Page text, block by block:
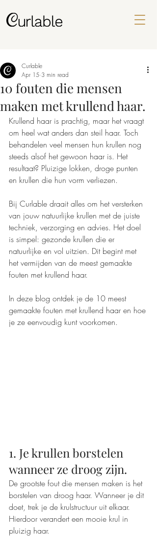
10 fouten die mensen
maken met krullend haar.
Curlable
Apr 15 3 min read
Krullend haar is prachtig, maar het vraagt
om heel wat anders dan steil haar. Toch
behandelen veel mensen hun krullen nog
steeds alsof het gewoon haar is. Het
resultaat? Pluizige lokken, droge punten
en krullen die hun vorm verliezen.
Bij Curlable draait alles om het versterken
van jouw natuurlijke krullen met de juiste
techniek, verzorging en advies. Het doel
is simpel: gezonde krullen die er
natuurlijke en vol uitzien. Dit begint met
het vermijden van de meest gemaakte
fouten met krullend haar.
In deze blog ontdek je de 10 meest
gemaakte fouten met krullend haar en hoe
je ze eenvoudig kunt voorkomen.
1. Je krullen borstelen
wanneer ze droog zijn.
De grootste fout die mensen maken is het
borstelen van droog haar. Wanneer je dit
doet, trek je de krulstructuur uit elkaar.
Hierdoor verandert een mooie krul in
pluizig haar.